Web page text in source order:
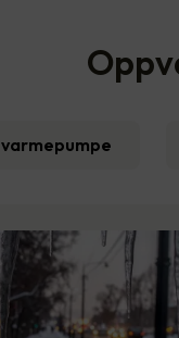
varmepumpe